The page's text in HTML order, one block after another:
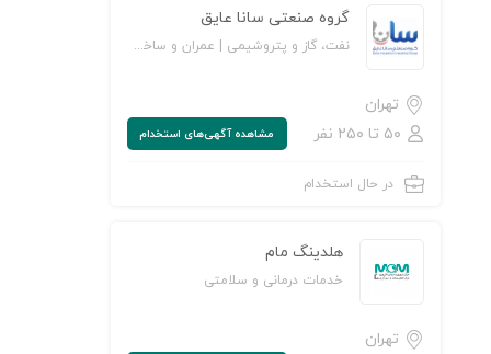
گروه صنعتی سانا عایق
نفت، گاز و پتروشیمی | عمران و ساخت‌وساز | تولیدی و صنعتی
تهران
۵۰ تا ۲۵۰ نفر
مشاهده‌ آگهی‌های استخدام
در حال استخدام
هلدینگ مام
خدمات درمانی و سلامتی
تهران